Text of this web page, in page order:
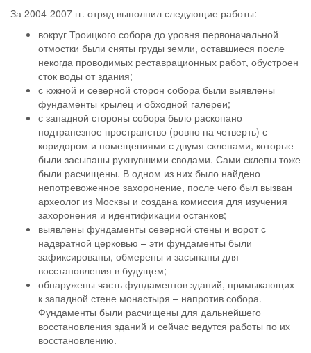
За 2004-2007 гг. отряд выполнил следующие работы:
вокруг Троицкого собора до уровня первоначальной
отмостки были сняты груды земли, оставшиеся после
некогда проводимых реставрационных работ, обустроен
сток воды от здания;
с южной и северной сторон собора были выявлены
фундаменты крылец и обходной галереи;
с западной стороны собора было раскопано
подтрапезное пространство (ровно на четверть) с
коридором и помещениями с двумя склепами, которые
были засыпаны рухнувшими сводами. Сами склепы тоже
были расчищены. В одном из них было найдено
непотревоженное захоронение, после чего был вызван
археолог из Москвы и создана комиссия для изучения
захоронения и идентификации останков;
выявлены фундаменты северной стены и ворот с
надвратной церковью – эти фундаменты были
зафиксированы, обмерены и засыпаны для
восстановления в будущем;
обнаружены часть фундаментов зданий, примыкающих
к западной стене монастыря – напротив собора.
Фундаменты были расчищены для дальнейшего
восстановления зданий и сейчас ведутся работы по их
восстановлению.